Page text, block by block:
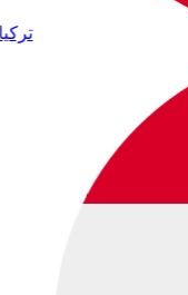
تركيا